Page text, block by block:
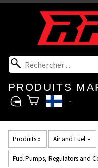
PRODUITS
Produits‪» Air and Fuel ‪»
Fuel Pumps, Regulators and